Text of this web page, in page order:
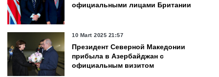
официальными лицами Британии
10 Mart 2025 21:57
Президент Северной Македонии
прибыла в Азербайджан с
официальным визитом